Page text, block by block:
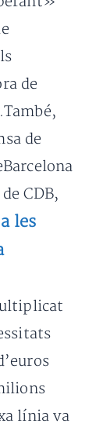
de
de
CDB,
les
línia va